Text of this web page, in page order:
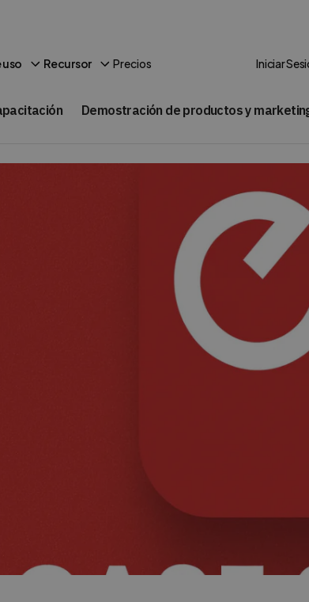
uso Recursor Precios Iniciar
Demostración de productos y